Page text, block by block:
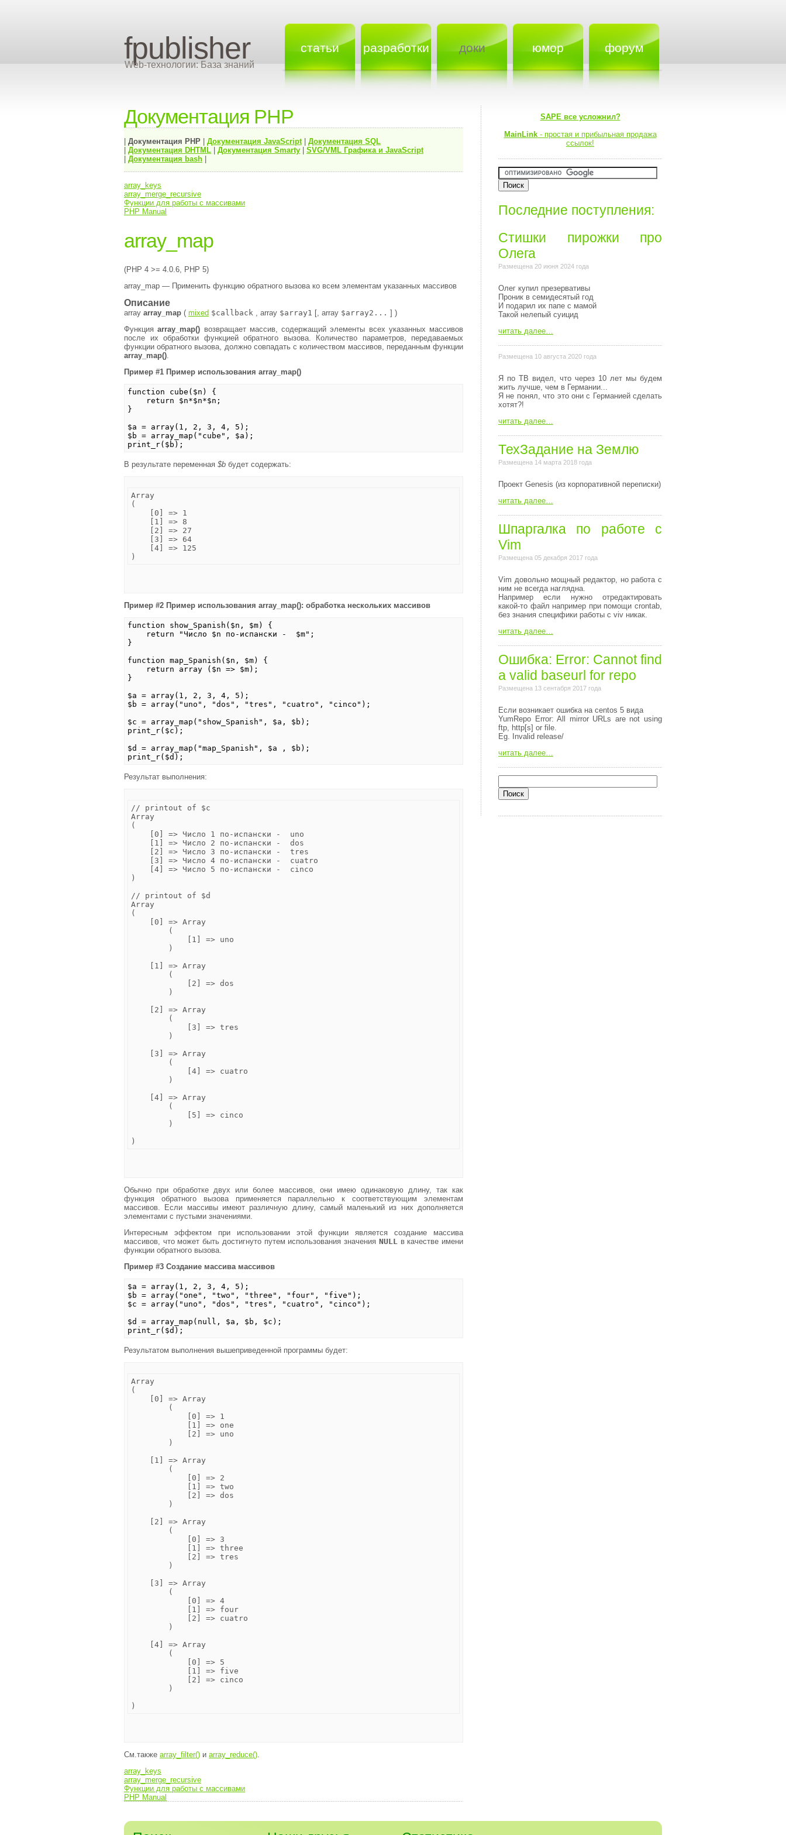
fpublisher
Web-технологии: База знаний
статьи разработки доки юмор форум
Документация PHP
Документация PHP Документация JavaScript| Документация SQL
Документация DHTML Документация Smarty
SVG/VML Графика и JavaScript
Документация bash
array_keys
array_merge_recursive
Функции для работы с массивами
PHP Manual
array_map
(PHP 4 >= 4.0.6, PHP 5)
array_map — Применить функцию обратного вызова ко всем элементам указанных массивов
Описание
array array_map ( mixed $callback , array $array1 [, array $array2... ] )
Функцияarray_map() возвращает массив, содержащий элементы всех указанных массивов
после их обработки функцией обратного вызова. Количество параметров, передаваемых
функции обратного вызова, должно совпадать с количеством массивов, переданным функции
array_map().
Пример #1 Пример использования array_map()
function cube($n) {
return $n*$n*$n;
}
$a = array(1, 2, 3, 4, 5);
$b = array_map("cube", $a);
print_r($b);
В результате переменная $b будет содержать:
Array
(
    [0] => 1
    [1] => 8
    [2] => 27
    [3] => 64
    [4] => 125
Пример #2 Пример использования array_map(): обработка нескольких массивов
function show_Spanish($n, $m) {
return "Число $n по-испански - $m";
}
function map_Spanish($n, $m) {
return array ($n => $m);
}
$a = array(1, 2, 3, 4, 5);
$b = array("uno", "dos", "tres", "cuatro", "cinco");
$c = array_map("show_Spanish", $a, $b);
print_r($c);
$d = array_map("map_Spanish", $a , $b);
print_r($d);
Результат выполнения:
// printout of $c
Array
(
    [0] => Число 1 по-испански -  uno
    [1] => Число 2 по-испански -  dos
    [2] => Число 3 по-испански -  tres
    [3] => Число 4 по-испански -  cuatro
    [4] => Число 5 по-испански -  cinco
)
// printout of $d
Array
(
    [0] => Array
        (
            [1] => uno
        )
    [1] => Array
        (
            [2] => dos
        )
    [2] => Array
        (
            [3] => tres
        )
    [3] => Array
        (
            [4] => cuatro
        )
    [4] => Array
        (
            [5] => cinco
        )
Обычно при обработке двух или более массивов, они имею одинаковую длину, так как
функция обратного вызова применяется параллельно к соответствующим элементам
массивов. Если массивы имеют различную длину, самый маленький из них дополняется
элементами с пустыми значениями.
Интересным эффектом при использовании этой функции является создание массива
массивов, что может быть достигнуто путем использования значения NULLв качестве имени
функции обратного вызова.
Пример #3 Создание массива массивов
$a = array(1, 2, 3, 4, 5);
$b = array("one", "two", "three", "four", "five");
$c = array("uno", "dos", "tres", "cuatro", "cinco");
$d = array_map(null, $a, $b, $c);
print_r($d);
Результатом выполнения вышеприведенной программы будет:
Array
(
    [0] => Array
        (
            [0] => 1
            [1] => one
            [2] => uno
        )
    [1] => Array
        (
            [0] => 2
            [1] => two
            [2] => dos
        )
    [2] => Array
        (
            [0] => 3
            [1] => three
            [2] => tres
        )
    [3] => Array
        (
            [0] => 4
            [1] => four
            [2] => cuatro
        )
    [4] => Array
        (
            [0] => 5
            [1] => five
            [2] => cinco
        )
См.также array_filter() и array_reduce().
array_keys
array_merge_recursive
Функции для работы с массивами
PHP Manual
SAPE все усложнил?
MainLink- простая и прибыльная продажа
ссылок!
Последние поступления:
Стишки пирожки про
Олега⁠⁠
Размещена 20 июня 2024 года
Олег купил презервативы
Проник в семидесятый год
И подарил их папе с мамой
Такой нелепый суицид
читать далее…
Размещена 10 августа 2020 года
Я по ТВ видел, что через 10 лет мы будем
жить лучше, чем в Германии...
Я не понял, что это они с Германией сделать
хотят?!
читать далее…
ТехЗадание на Землю
Размещена 14 марта 2018 года
Пpоект Genesis (из коpпоpативной пеpеписки)
читать далее…
Шпаргалка по работе с
Vim
Размещена 05 декабря 2017 года
Vim довольно мощный редактор, но работа с
ним не всегда наглядна.
Например если нужно отредактировать
какой-то файл например при помощи crontab,
без знания специфики работы с viv никак.
читать далее…
Ошибка: Error: Cannot find
a valid baseurl for repo
Размещена 13 сентабря 2017 года
Если возникает ошибка на centos 5 вида
YumRepo Error: All mirror URLs are not using
ftp, http[s] or file.
Eg. Invalid release/
читать далее…